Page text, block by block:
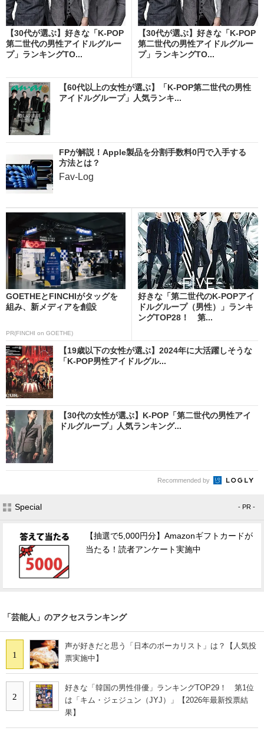
【30代が選ぶ】好きな「K-POP
第二世代の男性アイドルグルー
プ」ランキングTO...
【30代が選ぶ】好きな「K-POP
第二世代の男性アイドルグルー
プ」ランキングTO...
【60代以上の女性が選ぶ】「K-POP第二世代の男性
アイドルグループ」人気ランキ...
FPが解説！Apple製品を分割手数料0円で入手する
方法とは？
Fav-Log
GOETHEとFINCHIがタッグを
組み、新メディアを創設
PR(FINCHI on GOETHE)
好きな「第二世代のK-POPアイ
ドルグループ（男性）」ランキ
ングTOP28！ 第...
【19歳以下の女性が選ぶ】2024年に大活躍しそうな
「K-POP男性アイドルグル...
【30代の女性が選ぶ】K-POP「第二世代の男性アイ
ドルグループ」人気ランキング...
Recommended by
Special - PR -
【抽選で5,000円分】Amazonギフトカードが
当たる！読者アンケート実施中
「芸能人」のアクセスランキング
1
声が好きだと思う「日本のボーカリスト」は？【人気投
票実施中】
2
好きな「韓国の男性俳優」ランキングTOP29！ 第1位
は「キム・ジェジュン（JYJ）」【2026年最新投票結
果】